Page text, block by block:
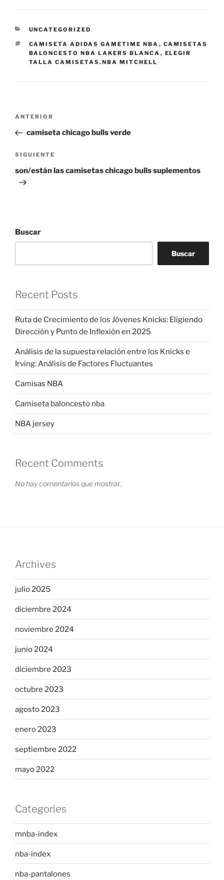
CATEGORÍAS
UNCATEGORIZED
ETIQUETAS
CAMISETA ADIDAS GAMETIME NBA , CAMISETAS
BALONCESTO NBA LAKERS BLANCA , ELEGIR
TALLA CAMISETAS.NBA MITCHELL
Navegación
entradas
Entrada
anterior:
ANTERIOR
camiseta chicago bulls verde
Siguiente
entrada
SIGUIENTE
son/están las camisetas chicago bulls suplementos
Buscar
Buscar
Recent Posts
Ruta de Crecimiento de los Jóvenes Knicks: Eligiendo
Dirección y Punto de Inflexión en 2025
Análisis de la supuesta relación entre los Knicks e
Irving: Análisis de Factores Fluctuantes
Camisas NBA
Camiseta baloncesto nba
NBA jersey
Recent Comments
No hay comentarios que mostrar.
Archives
julio 2025
diciembre 2024
noviembre 2024
junio 2024
diciembre 2023
octubre 2023
agosto 2023
enero 2023
septiembre 2022
mayo 2022
Categories
mnba-index
nba-index
nba-pantalones